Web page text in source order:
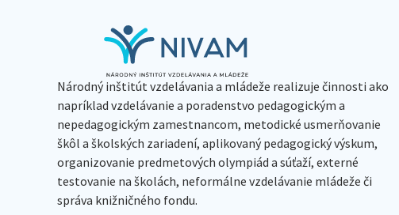
Národný inštitút vzdelávania a mládeže realizuje činnosti ako
napríklad vzdelávanie a poradenstvo pedagogickým a
nepedagogickým zamestnancom, metodické usmerňovanie
škôl a školských zariadení, aplikovaný pedagogický výskum,
organizovanie predmetových olympiád a súťaží, externé
testovanie na školách, neformálne vzdelávanie mládeže či
správa knižničného fondu.